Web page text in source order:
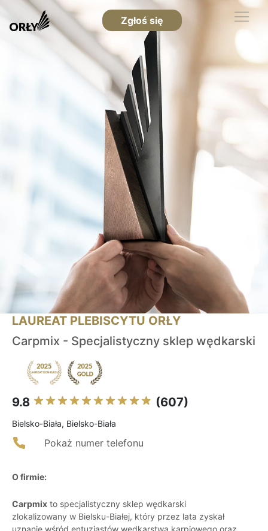
Zgłoś się
LAUREAT PLEBISCYTU ORŁY
Carpmix - Specjalistyczny sklep wędkarski
9.8 (607)
Bielsko-Biała, Bielsko-Biała
Pokaż numer telefonu
O firmie:
Carpmix to specjalistyczny sklep wędkarski
zlokalizowany w Bielsku-Białej, który przez lata zyskał
uznanie wśród entuzjastów wędkarstwa karpiowego oraz